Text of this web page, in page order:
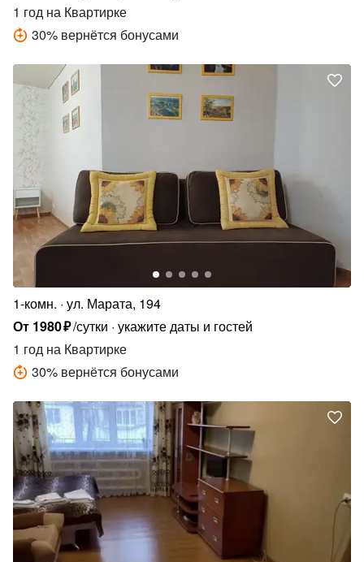
1 год на Квартирке
30% вернётся бонусами
1-комн. ул. Марата, 194
От 1980₽/сутки укажите даты и гостей
1 год на Квартирке
30% вернётся бонусами